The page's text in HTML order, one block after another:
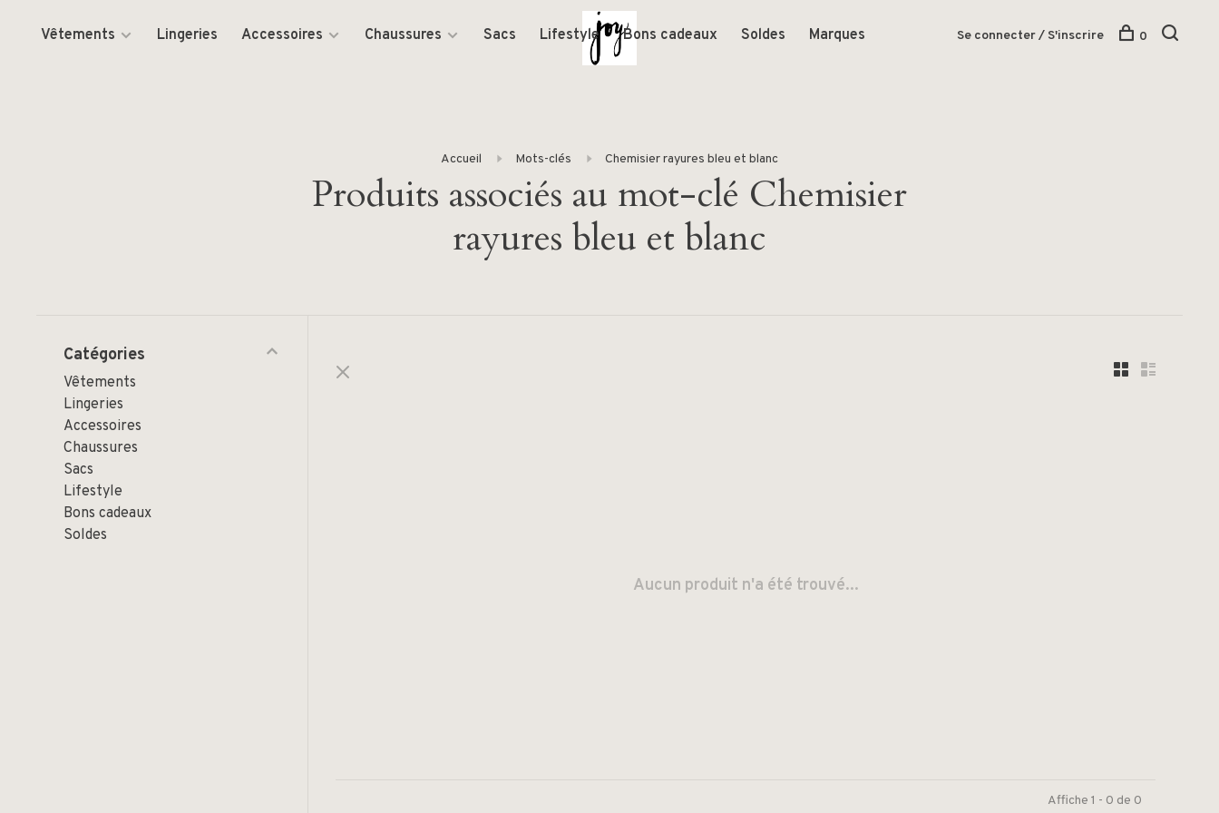
Vêtements Lingeries Accessoires Chaussures Sacs Lifestyle Bons cadeaux Soldes Marques Se connecter / S'inscrire 0
Accueil Mots-clés Chemisier rayures bleu et blanc
Produits associés au mot-clé Chemisier
rayures bleu et blanc
Catégories
Vêtements
Lingeries
Accessoires
Chaussures
Sacs
Lifestyle
Bons cadeaux
Soldes
Aucun produit n'a été trouvé...
Affiche 1 - 0 de 0